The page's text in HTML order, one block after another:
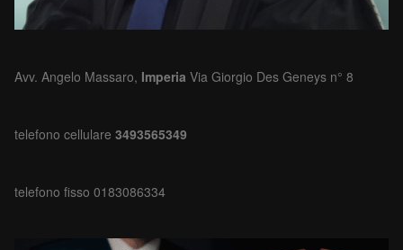
Avv. Angelo Massaro, Imperia Via Giorgio Des Geneys n° 8
telefono cellulare 3493565349
telefono fisso 0183086334